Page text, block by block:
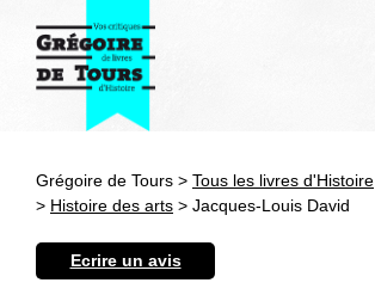
Antiquité
Grégoire de Tours > Tous les livres d'Histoire
> Histoire des arts > Jacques-Louis David
Ecrire un avis